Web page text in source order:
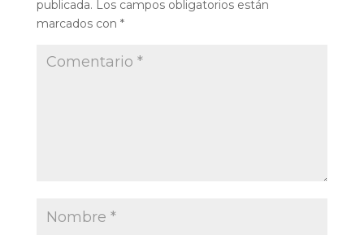
publicada.
Los campos obligatorios están
marcados con *